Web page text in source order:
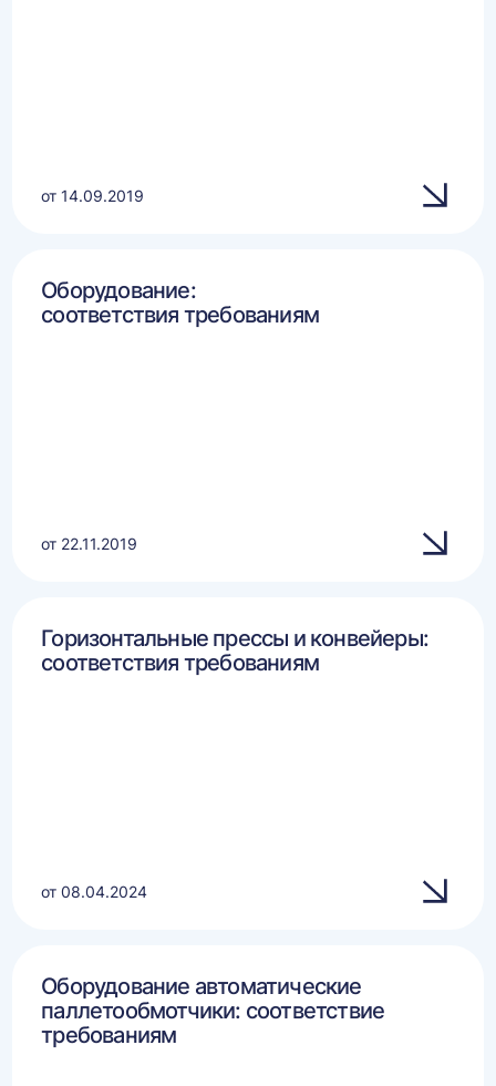
от 14.09.2019
Оборудование:
соответствия требованиям
от 22.11.2019
Горизонтальные прессы и конвейеры:
соответствия требованиям
от 08.04.2024
Оборудование автоматические
паллетообмотчики: соответствие
требованиям